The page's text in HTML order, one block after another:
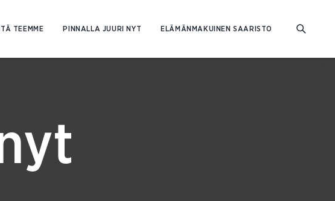
TEEMME PINNALLA JUURI NYT ELÄMÄNMAKUINEN SAARISTO